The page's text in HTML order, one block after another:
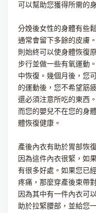
可以幫助您獲得所需的
分娩後女性的身體有些
通常會留下多餘的皮膚
則始終可以使身體恢復
步行並做一些有氧運動
中恢復。幾個月後，您
的運動後，您不希望筋
還必須注意所吃的東西
而您的嬰兒不在您的身
體恢復健康。
產後內衣有助於胃部恢
因為這件內衣很緊，如
有很多好處。如果您已
疼痛，那麼穿產後束帶
因為其中有一件內衣可
助於拉緊腰部，並給您